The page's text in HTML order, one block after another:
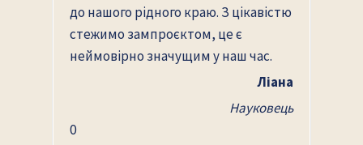
до нашого рідного краю. З цікавістю
стежимо зампроєктом, це є
неймовірно значущим у наш час.
Ліана
Науковець
0